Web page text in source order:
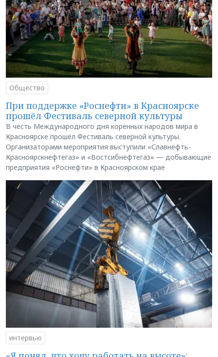
Общество
При поддержке «Роснефти» в Красноярске
прошёл Фестиваль северной культуры
В честь Международного дня коренных народов мира в
Красноярске прошёл Фестиваль северной культуры.
Организаторами мероприятия выступили «Славнефть-
Красноярскнефтегаз» и «Востсибнефтегаз» — добывающие
предприятия «Роснефти» в Красноярском крае
интервью